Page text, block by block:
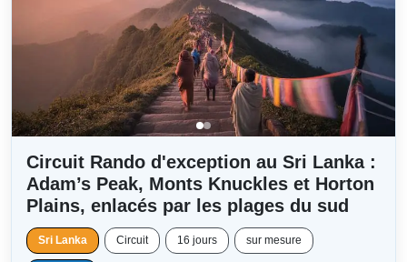
Circuit Rando d'exception au Sri Lanka :
Adam’s Peak, Monts Knuckles et Horton
Plains, enlacés par les plages du sud
Sri Lanka Circuit 16 jours sur mesure